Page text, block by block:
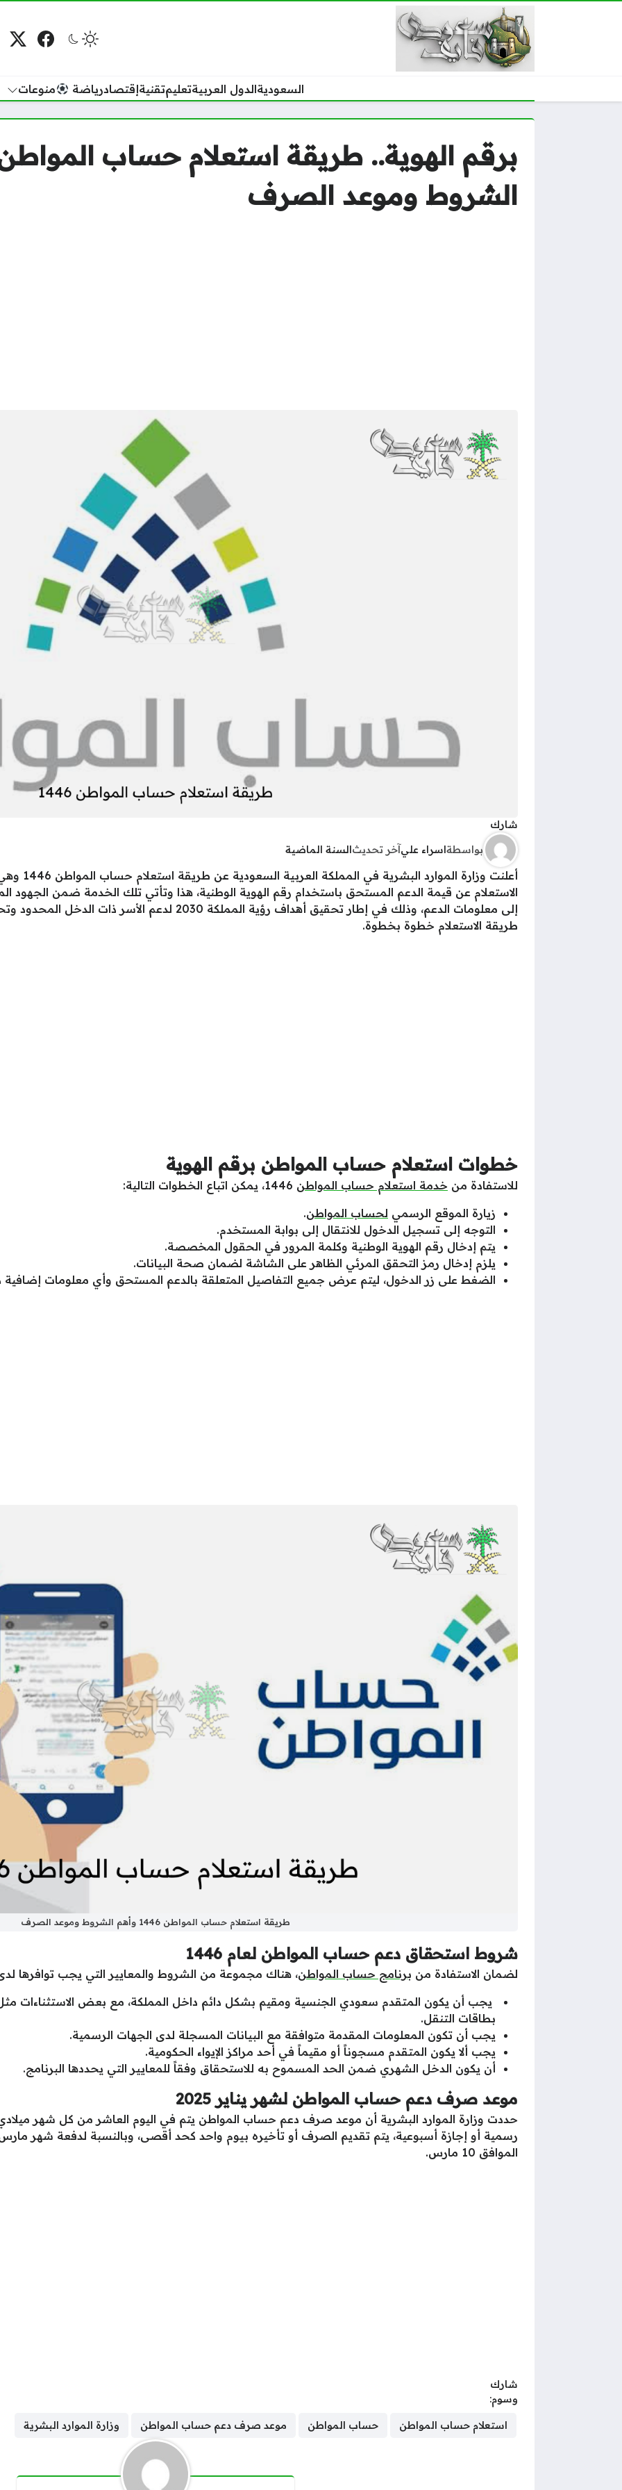
فيسبوك
السعوديةالدول العربيةتعليمتقنيةإقتصادرياضة منوعات
الشروط وموعد الصرف
شارك
بواسطةاسراء عليآخر تحديثالسنة الماضية
أعلنت
الاستعلام عن قيمة الدعم المستحق باستخدام رقم الهوية الوطنية، هذا وتأتي تلك الخدمة ضمن الجهود
إلى معلومات الدعم، وذلك في إطار تحقيق أهداف رؤية المملكة
طريقة الاستعلام خطوة بخطوة.
خطوات استعلام حساب المواطن برقم الهوية
للاستفادة من خدمة استعلام حساب المواطن
زيارة الموقع الرسمي لحساب المواطن.
التوجه إلى تسجيل الدخول للانتقال إلى بوابة المستخدم.
يتم إدخال رقم الهوية الوطنية وكلمة المرور في الحقول المخصصة.
يلزم إدخال رمز التحقق المرئي الظاهر على الشاشة لضمان صحة البيانات.
الضغط على زر الدخول، ليتم عرض جميع التفاصيل المتعلقة بالدعم المستحق وأي معلومات
طريقة استعلام حساب المواطن 1446 وأهم الشروط وموعد الصرف
شروط استحقاق دعم حساب المواطن لعام 1446
لضمان الاستفادة من برنامج حساب المواطن، هناك مجموعة من الشروط والمعايير التي يجب توافرها
يجب أن يكون المتقدم سعودي الجنسية ومقيم بشكل دائم داخل المملكة، مع بعض الاستثناءات مثل
بطاقات التنقل.
يجب أن تكون المعلومات المقدمة متوافقة مع البيانات المسجلة لدى الجهات الرسمية.
يجب ألا يكون المتقدم مسجوناً أو مقيماً في أحد مراكز الإيواء الحكومية.
أن يكون الدخل الشهري ضمن الحد المسموح به للاستحقاق وفقاً للمعايير التي يحددها البرنامج.
موعد صرف دعم حساب المواطن لشهر يناير 2025
حددت وزارة الموارد البشرية أن موعد صرف دعم حساب المواطن يتم في اليوم العاشر من كل شهر
رسمية أو إجازة أسبوعية، يتم تقديم الصرف أو تأخيره بيوم واحد كحد أقصى، وبالنسبة لدفعة شهر
الموافق 10 مارس.
شارك
وسوم:
استعلام حساب المواطن حساب المواطن موعد صرف دعم حساب المواطن وزارة الموارد البشرية